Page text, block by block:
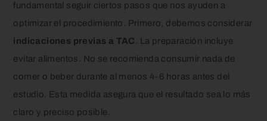
fundamental seguir ciertos pasos que nos ayuden a
optimizar el procedimiento. Primero, debemos considerar
indicaciones previas a TAC . La preparación incluye
evitar alimentos. No se recomienda consumir nada de
comer o beber durante al menos 4-6 horas antes del
estudio. Esta medida asegura que el resultado sea lo más
claro y preciso posible.